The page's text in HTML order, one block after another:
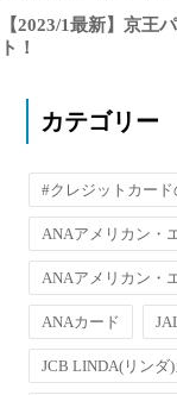
【2023/1最新】京
ト！
カテゴリー
#クレジットカー
ANAアメリカン・
ANAアメリカン・
ANAカード
JCB LINDA(リンダ